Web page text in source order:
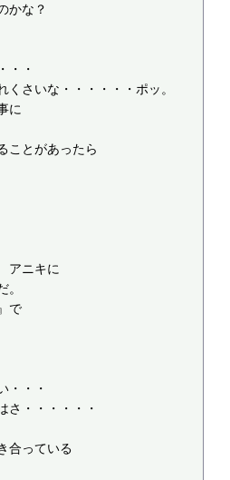
かな？
・・
さいな・・・・・・ポッ。
に
ことがあったら
アニキに
。
で
・・・
さ・・・・・・
合っている